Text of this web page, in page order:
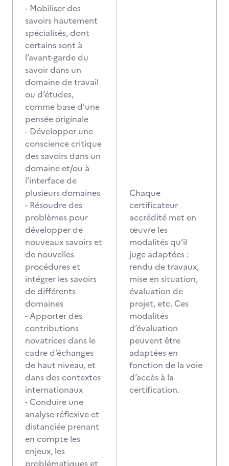
- Mobiliser des
savoirs hautement
spécialisés, dont
certains sont à
l’avant-garde du
savoir dans un
domaine de travail
ou d’études,
comme base d’une
pensée originale
- Développer une
conscience critique
des savoirs dans un
domaine et/ou à
l’interface de
plusieurs domaines
- Résoudre des
problèmes pour
développer de
nouveaux savoirs et
de nouvelles
procédures et
intégrer les savoirs
de différents
domaines
- Apporter des
contributions
novatrices dans le
cadre d’échanges
de haut niveau, et
dans des contextes
internationaux
- Conduire une
analyse réflexive et
distanciée prenant
en compte les
enjeux, les
problématiques et
Chaque
certificateur
accrédité met en
œuvre les
modalités qu’il
juge adaptées :
rendu de travaux,
mise en situation,
évaluation de
projet, etc. Ces
modalités
d’évaluation
peuvent être
adaptées en
fonction de la voie
d’accès à la
certification.